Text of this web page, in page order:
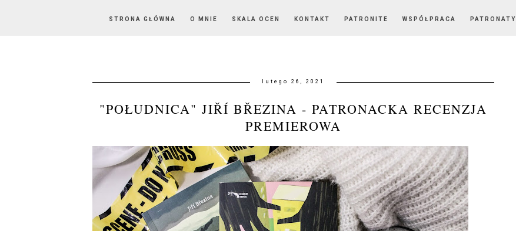
STRONA GŁÓWNA O MNIE SKALA OCEN KONTAKT PATRONITE WSPÓŁPRACA PATRONATY
lutego 26, 2021
"POŁUDNICA" JIŘÍ BŘEZINA - PATRONACKA RECENZJA
PREMIEROWA